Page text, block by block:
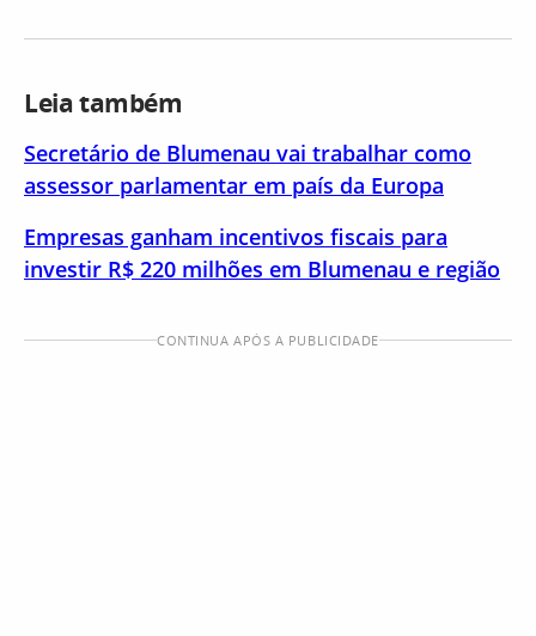
Leia também
Secretário de Blumenau vai trabalhar como
assessor parlamentar em país da Europa
Empresas ganham incentivos fiscais para
investir R$ 220 milhões em Blumenau e região
CONTINUA APÓS A PUBLICIDADE